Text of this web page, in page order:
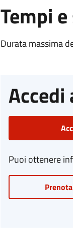
Tempi
Durata massima
Accedi
Puoi ottenere